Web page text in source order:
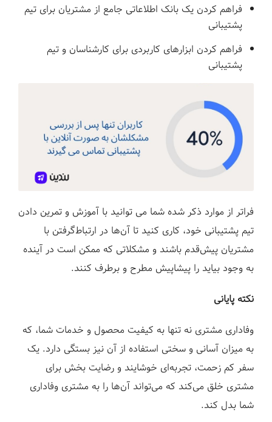
فراهم کردن یک بانک اطلاعاتی جامع از مشتریان برای تیم
پشتیبانی
فراهم کردن ابزارهای کاربردی برای کارشناسان و تیم
پشتیبانی
فراتر از موارد ذکر شده شما می توانید با آموزش و تمرین دادن
تیم پشتیبانی خود، کاری کنید تا آن‌ها در ارتباط‌گرفتن با
مشتریان پیش‌قدم باشند و مشکلاتی که ممکن است در آینده
به وجود بیاید را پیشاپیش مطرح و برطرف کنند.
نکته پایانی
وفاداری مشتری نه تنها به کیفیت محصول و خدمات شما، که
به میزان آسانی و سختی استفاده از آن نیز بستگی دارد. یک
سفر کم زحمت، تجربه‌ای خوشایند و رضایت بخش برای
مشتری خلق می‌کند که می‌تواند آن‌ها را به مشتری وفاداری
شما بدل کند.